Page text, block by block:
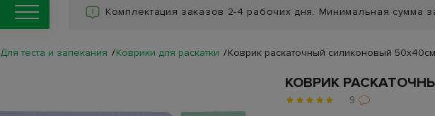
Комплектация заказов 2-4 рабочих дня. Минимальная сумма
Для теста и запекания Коврики для раскатки Коврик раскаточный силиконовый 50х40см
КОВРИК
9